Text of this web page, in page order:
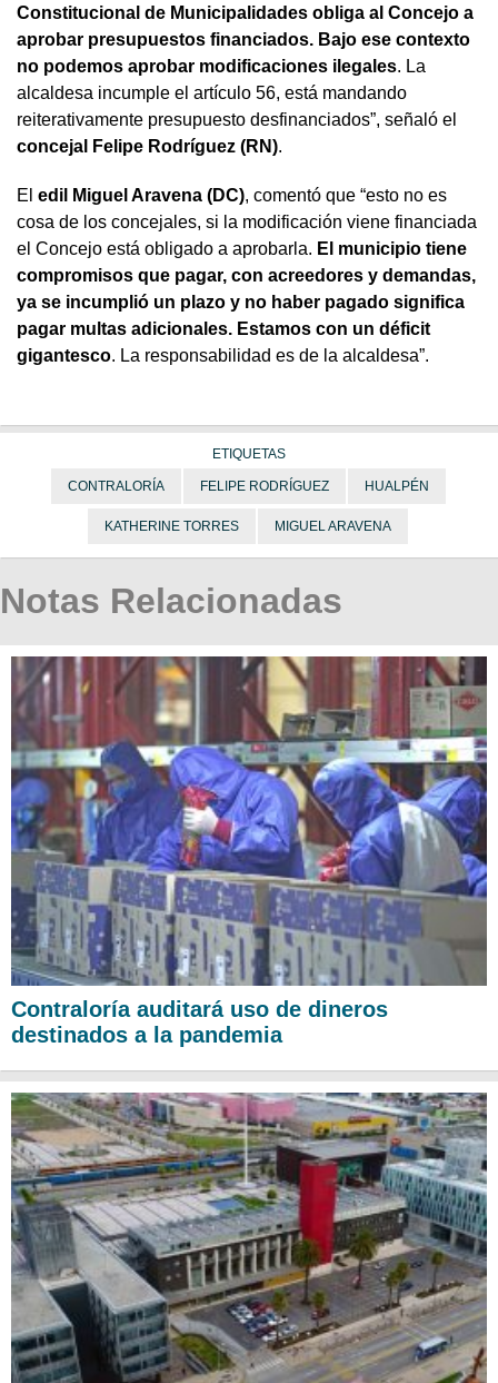
Constitucional de Municipalidades obliga al Concejo a
aprobar presupuestos financiados. Bajo ese contexto
no podemos aprobar modificaciones ilegales. La
alcaldesa incumple el artículo 56, está mandando
reiterativamente presupuesto desfinanciados”, señaló el
concejal Felipe Rodríguez (RN).
El edil Miguel Aravena (DC), comentó que “esto no es
cosa de los concejales, si la modificación viene financiada
el Concejo está obligado a aprobarla. El municipio tiene
compromisos que pagar, con acreedores y demandas,
ya se incumplió un plazo y no haber pagado significa
pagar multas adicionales. Estamos con un déficit
gigantesco. La responsabilidad es de la alcaldesa”.
ETIQUETAS
CONTRALORÍA FELIPE RODRÍGUEZ HUALPÉN
KATHERINE TORRES MIGUEL ARAVENA
Notas Relacionadas
Contraloría auditará uso de dineros
destinados a la pandemia